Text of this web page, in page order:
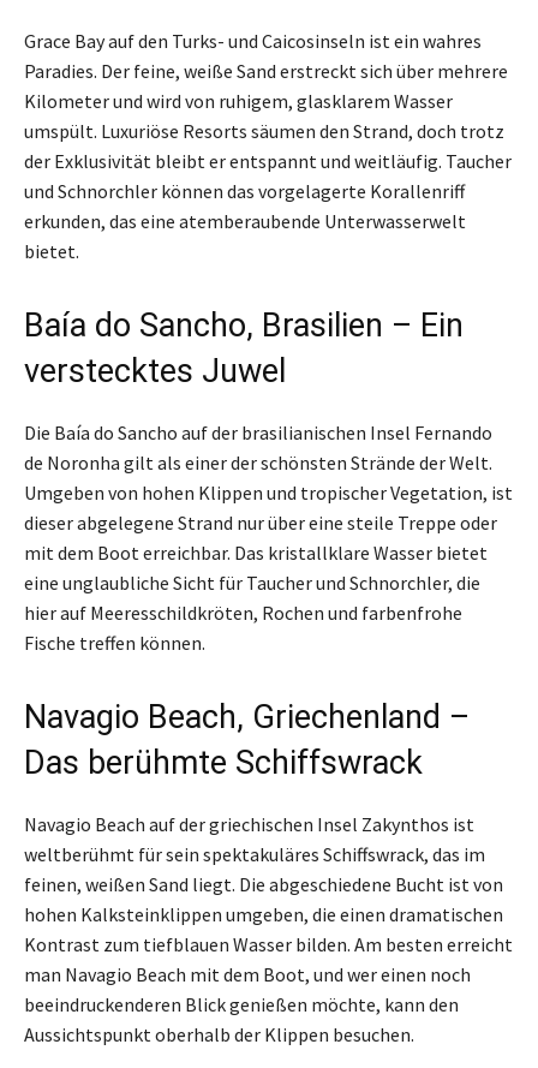
Grace Bay auf den Turks- und Caicosinseln ist ein wahres
Paradies. Der feine, weiße Sand erstreckt sich über mehrere
Kilometer und wird von ruhigem, glasklarem Wasser
umspült. Luxuriöse Resorts säumen den Strand, doch trotz
der Exklusivität bleibt er entspannt und weitläufig. Taucher
und Schnorchler können das vorgelagerte Korallenriff
erkunden, das eine atemberaubende Unterwasserwelt
bietet.
Baía do Sancho, Brasilien – Ein
verstecktes Juwel
Die Baía do Sancho auf der brasilianischen Insel Fernando
de Noronha gilt als einer der schönsten Strände der Welt.
Umgeben von hohen Klippen und tropischer Vegetation, ist
dieser abgelegene Strand nur über eine steile Treppe oder
mit dem Boot erreichbar. Das kristallklare Wasser bietet
eine unglaubliche Sicht für Taucher und Schnorchler, die
hier auf Meeresschildkröten, Rochen und farbenfrohe
Fische treffen können.
Navagio Beach, Griechenland –
Das berühmte Schiffswrack
Navagio Beach auf der griechischen Insel Zakynthos ist
weltberühmt für sein spektakuläres Schiffswrack, das im
feinen, weißen Sand liegt. Die abgeschiedene Bucht ist von
hohen Kalksteinklippen umgeben, die einen dramatischen
Kontrast zum tiefblauen Wasser bilden. Am besten erreicht
man Navagio Beach mit dem Boot, und wer einen noch
beeindruckenderen Blick genießen möchte, kann den
Aussichtspunkt oberhalb der Klippen besuchen.